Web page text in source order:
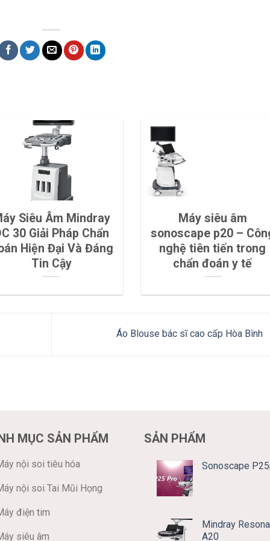
Siêu Âm Mindray
30 Giải Pháp Chẩn
Hiện Đại Và Đáng
Tin Cậy
Máy siêu âm
sonoscape p20 –
nghệ tiên tiến trong
chẩn đoán y tế
Áo Blouse bác sĩ cao cấp Hòa Bình
MỤC SẢN PHẨM
nội soi tiêu hóa
nội soi Tai Mũi Họng
điện tim
siêu âm
SẢN PHẨM
Sonoscape
Mindray Resona
A20